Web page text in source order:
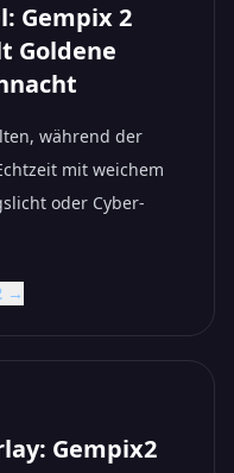
Gempix 2
Goldene
während der
mit weichem
oder Cyber-
→
Gempix2